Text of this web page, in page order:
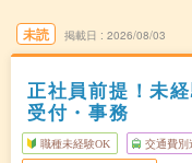
未読 掲載日 2026/08/03
正社員前提！未
受付・事務
職種未経験OK 交通費別